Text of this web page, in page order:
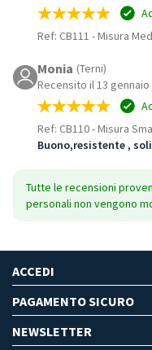
Ref: CB111 -Misura
Monia (Terni)
Recensito il 13 gennaio
Ref: CB110-Misura
Buono,resistente ,
Tutte le recensioni
personali non vengono
ACCEDI
PAGAMENTO SICURO
NEWSLETTER